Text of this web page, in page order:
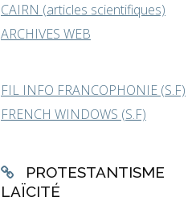
CAIRN (articles scientifiques)
ARCHIVES WEB
FIL INFO FRANCOPHONIE (S.F)
FRENCH WINDOWS (S.F)
PROTESTANTISME
LAÏCITÉ